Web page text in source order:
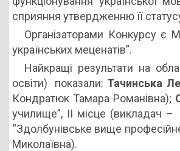
сприяння утвердженню її
Організаторами Конкурсу є
українських меценатів”.
Найкращі результати на
освіти) показали: Тачинська
Кондратюк Тамара Романівна);
училище”, ІІ місце (викладач
“Здолбунівське вище
Миколаївна).